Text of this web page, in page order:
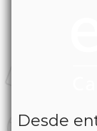
Desde